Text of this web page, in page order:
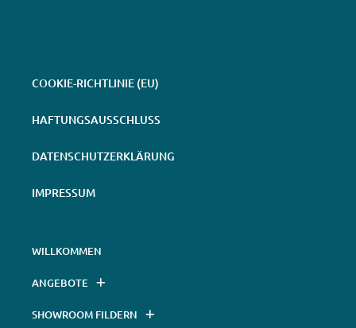
COOKIE-RICHTLINIE (EU)
HAFTUNGSAUSSCHLUSS
DATENSCHUTZERKLÄRUNG
IMPRESSUM
WILLKOMMEN
ANGEBOTE
SHOWROOM FILDERN